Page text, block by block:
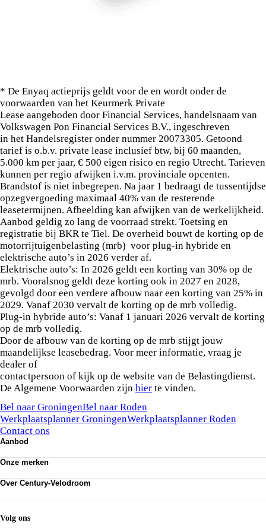
* De Enyaq actieprijs geldt voor de en wordt onder de
voorwaarden van het Keurmerk Private
Lease aangeboden door Financial Services, handelsnaam van
Volkswagen Pon Financial Services B.V., ingeschreven
in het Handelsregister onder nummer 20073305. Getoond
tarief is o.b.v. private lease inclusief btw, bij 60 maanden,
5.000 km per jaar, € 500 eigen risico en regio Utrecht. Tarieven
kunnen per regio afwijken i.v.m. provinciale opcenten.
Brandstof is niet inbegrepen. Na jaar 1 bedraagt de tussentijdse
opzegvergoeding maximaal 40% van de resterende
leasetermijnen. Afbeelding kan afwijken van de werkelijkheid.
Aanbod geldig zo lang de voorraad strekt. Toetsing en
registratie bij BKR te Tiel. De overheid bouwt de korting op de
motorrijtuigenbelasting (mrb) voor plug-in hybride en
elektrische auto’s in 2026 verder af.
Elektrische auto’s: In 2026 geldt een korting van 30% op de
mrb. Vooralsnog geldt deze korting ook in 2027 en 2028,
gevolgd door een verdere afbouw naar een korting van 25% in
2029. Vanaf 2030 vervalt de korting op de mrb volledig.
Plug-in hybride auto’s: Vanaf 1 januari 2026 vervalt de korting
op de mrb volledig.
Door de afbouw van de korting op de mrb stijgt jouw
maandelijkse leasebedrag. Voor meer informatie, vraag je
dealer of
contactpersoon of kijk op de website van de Belastingdienst.
De Algemene Voorwaarden zijn hier te vinden.
Bel naar GroningenBel naar Roden
Werkplaatsplanner GroningenWerkplaatsplanner Roden
Contact ons
Aanbod
Speed pedelecs
Stadsfietsen
Bakfietsen
Onze merken
Desiknio
Cannondale
Koga
Over Century-Velodroom
Service & Onderhoud
Bikefit & Inspanningstest
Volg ons